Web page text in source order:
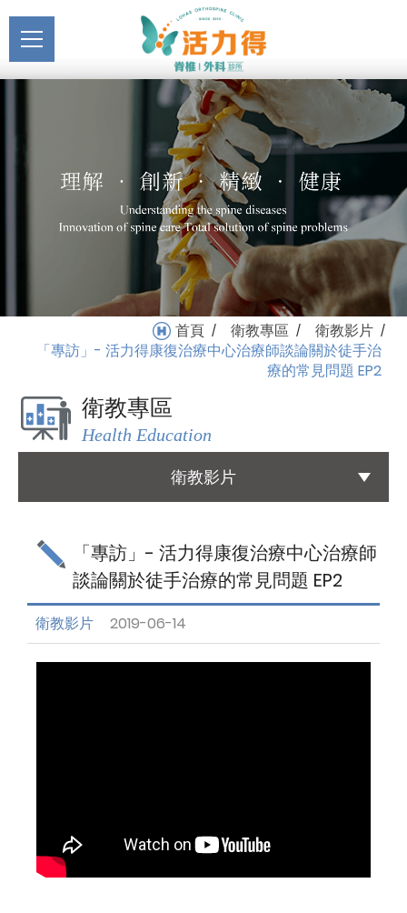
「專訪」- 活力得康復治療
中心治療師談論關於徒手
治療的常見問題 EP2_衛教
影片_衛教專區 | 活力得脊
椎外科診所
主選單關於活力得
醫療服務
Medical Service
就醫指南
Medical Instruction
Health Education
國際醫療
Links
聯絡我們
Contact
首頁 / 衛教專區 / 衛教影片 /
「專訪」- 活力得康復治療中心治療師談論關於徒手治
療的常見問題 EP2
衛教專區
Health Education
衛教影片
「專訪」- 活力得康復治療中心治療師
談論關於徒手治療的常見問題 EP2
衛教影片 2019-06-14